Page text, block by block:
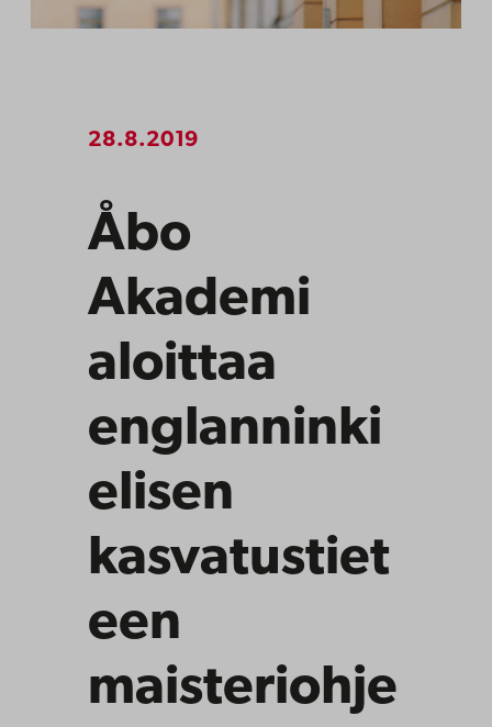
28.8.2019
Åbo
Akademi
aloittaa
englanninki
elisen
kasvatustiet
een
maisteriohje